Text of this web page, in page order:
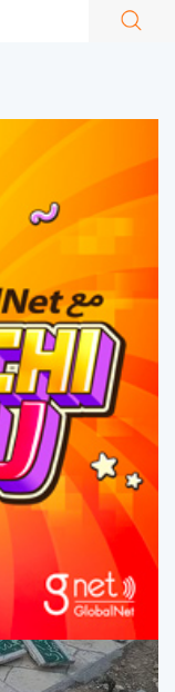
Société